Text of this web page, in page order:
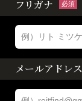
フリガナ 必須
メールアドレス